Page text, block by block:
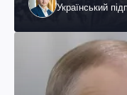
Український